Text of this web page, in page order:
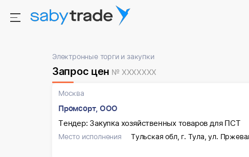
Электронные торги и закупки
Запрос цен № XXXXXXX
Москва
Промсорт, ООО
Тендер: Закупка хозяйственных товаров для ПСТ
Место исполнения
Тульская обл, г. Тула, ул.